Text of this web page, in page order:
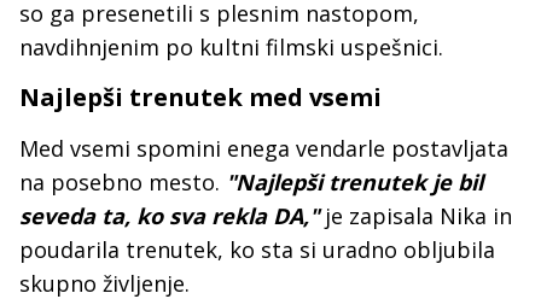
so ga presenetili s plesnim nastopom,
navdihnjenim po kultni filmski uspešnici.
Najlepši trenutek med vsemi
Med vsemi spomini enega vendarle postavljata
na posebno mesto. "Najlepši trenutek je bil
seveda ta, ko sva rekla DA,"je zapisala Nika in
poudarila trenutek, ko sta si uradno obljubila
skupno življenje.